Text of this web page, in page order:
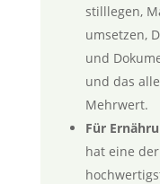
stilllegen,
umsetzen,
und
und das
Mehrwert.
Für
hat eine